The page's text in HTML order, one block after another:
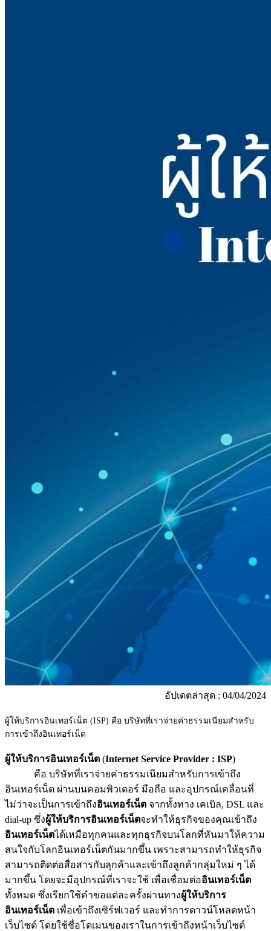
อัปเดตล่าสุด : 04/04/2024
ผู้ให้บริการอินเทอร์เน็ต (ISP) คือ บริษัทที่เราจ่ายค่าธรรมเนียมสำหรับ
การเข้าถึงอินเทอร์เน็ต
ผู้ให้บริการอินเทอร์เน็ต (Internet Service Provider : ISP)
คือ บริษัทที่เราจ่ายค่าธรรมเนียมสำหรับการเข้าถึง
อินเทอร์เน็ต ผ่านบนคอมพิวเตอร์ มือถือ และอุปกรณ์เคลื่อนที่
ไม่ว่าจะเป็นการเข้าถึงอินเทอร์เน็ต จากทั้งทาง เคเบิล, DSL และ
dial-up ซึ่งผู้ให้บริการอินเทอร์เน็ตจะทำให้ธุรกิจของคุณเข้าถึง
อินเทอร์เน็ตได้เหมือทุกคนและทุกธุรกิจบนโลกที่หันมาให้ความ
สนใจกับโลกอินเทอร์เน็ตกันมากขึ้น เพราะสามารถทำให้ธุรกิจ
สามารถติดต่อสื่อสารกับลุกค้าและเข้าถึงลูกค้ากลุ่มใหม่ ๆ ได้
มากขึ้น โดยจะมีอุปกรณ์ที่เราจะใช้ เพื่อเชื่อมต่ออินเทอร์เน็ต
ทั้งหมด ซึ่งเรียกใช้คำขอแต่ละครั้งผ่านทางผู้ให้บริการ
อินเทอร์เน็ต เพื่อเข้าถึงเซิร์ฟเวอร์ และทำการดาวน์โหลดหน้า
เว็บไซต์ โดยใช้ชื่อโดเมนของเราในการเข้าถึงหน้าเว็บไซต์